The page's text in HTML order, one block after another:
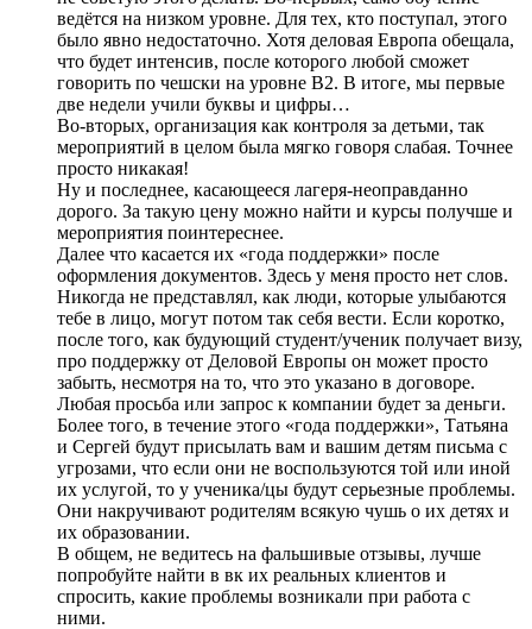
ведётся на низком уровне. Для тех, кто поступал, этого
было явно недостаточно. Хотя деловая Европа обещала,
что будет интенсив, после которого любой сможет
говорить по чешски на уровне B2. В итоге, мы первые
две недели учили буквы и цифры…
Во-вторых, организация как контроля за детьми, так
мероприятий в целом была мягко говоря слабая. Точнее
просто никакая!
Ну и последнее, касающееся лагеря-неоправданно
дорого. За такую цену можно найти и курсы получше и
мероприятия поинтереснее.
Далее что касается их «года поддержки» после
оформления документов. Здесь у меня просто нет слов.
Никогда не представлял, как люди, которые улыбаются
тебе в лицо, могут потом так себя вести. Если коротко,
после того, как будующий студент/ученик получает визу,
про поддержку от Деловой Европы он может просто
забыть, несмотря на то, что это указано в договоре.
Любая просьба или запрос к компании будет за деньги.
Более того, в течение этого «года поддержки», Татьяна
и Сергей будут присылать вам и вашим детям письма с
угрозами, что если они не воспользуются той или иной
их услугой, то у ученика/цы будут серьезные проблемы.
Они накручивают родителям всякую чушь о их детях и
их образовании.
В общем, не ведитесь на фальшивые отзывы, лучше
попробуйте найти в вк их реальных клиентов и
спросить, какие проблемы возникали при работа с
ними.